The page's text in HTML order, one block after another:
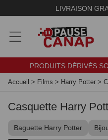
LIVRAISON
PRODUITS DÉRIVÉS
Accueil > Films > Harry Potter >
Casquette Harry
Baguette Harry Potter
Panneau de gestion des cookies